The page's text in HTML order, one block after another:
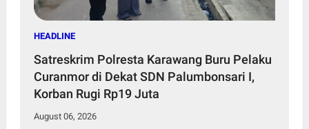
HEADLINE
Satreskrim Polresta Karawang Buru Pelaku
Curanmor di Dekat SDN Palumbonsari I,
Korban Rugi Rp19 Juta
August 06, 2026